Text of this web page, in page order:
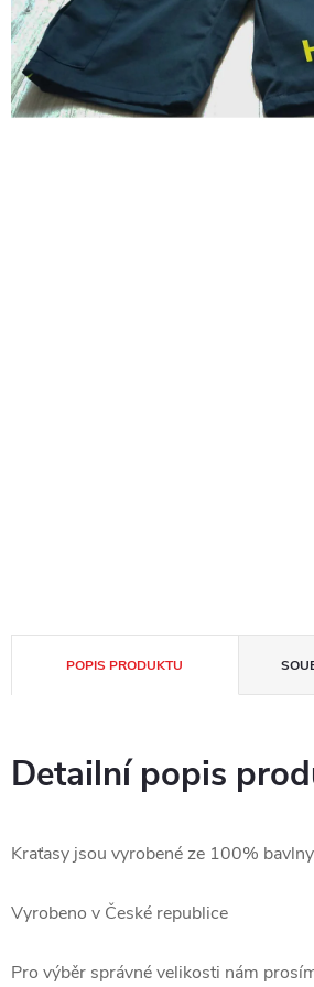
POPIS PRODUKTU
Detailní popis
Kraťasy jsou vyrobené ze 100%
Vyrobeno v České republice
Pro výběr správné velikosti nám